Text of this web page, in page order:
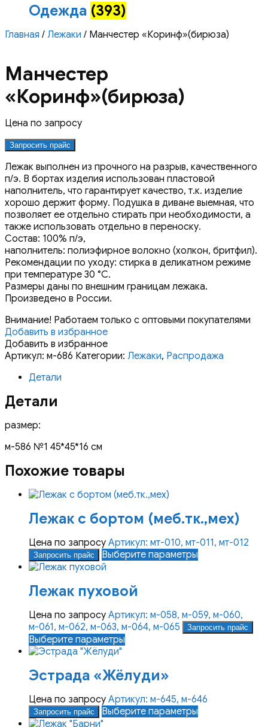
Одежда (393)
Главная / Лежаки / Манчестер «Коринф»(бирюза)
Манчестер
«Коринф»(бирюза)
Цена по запросу
Запросить прайс
Лежак выполнен из прочного на разрыв, качественного
п/э. В бортах изделия использован пластовой
наполнитель, что гарантирует качество, т.к. изделие
хорошо держит форму. Подушка в диване выемная, что
позволяет ее отдельно стирать при необходимости, а
также использовать отдельно в переноску.
Состав: 100% п/э,
наполнитель: полиэфирное волокно (холкон, бритфил).
Рекомендации по уходу: стирка в деликатном режиме
при температуре 30 °C.
Размеры даны по внешним границам лежака.
Произведено в России.
Внимание! Работаем только с оптовыми покупателями
Добавить в избранное
Добавить в избранное
Артикул: м-686 Категории: Лежаки, Распродажа
Детали
Детали
размер:
м-586 №1 45*45*16 см
Похожие товары
Лежак с бортом (меб.тк.,мех)
Цена по запросу Артикул: мт-010, мт-011, мт-012
Запросить прайс Выберите параметры
Опции
можно
выбрать
Лежак пуховой
Цена по запросу Артикул: м-058, м-059, м-060,
м-061, м-062, м-063, м-064, м-065
Запросить прайс
Выберите параметры
несколько
вариаций.
Опции
можно
Эстрада «Жёлуди»
Цена по запросу Артикул: м-645, м-646
Запросить прайс Выберите параметры